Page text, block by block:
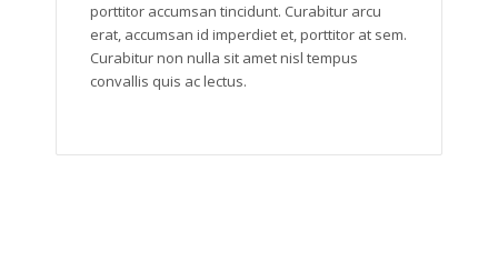
porttitor accumsan tincidunt. Curabitur arcu
erat, accumsan id imperdiet et, porttitor at sem.
Curabitur non nulla sit amet nisl tempus
convallis quis ac lectus.